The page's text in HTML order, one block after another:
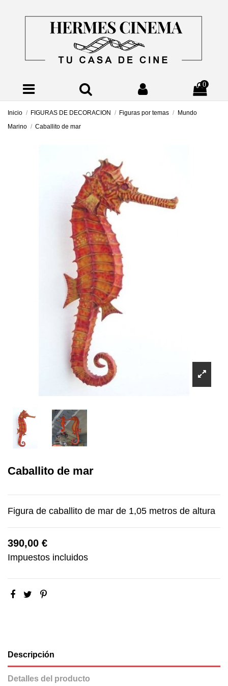
0
Inicio FIGURAS DE DECORACION Figuras por temas
Mundo
Marino
Caballito de mar
Caballito de mar
Figura de caballito de mar de 1,05 metros de altura
390,00 €
Impuestos incluidos
Descripción
Detalles del producto